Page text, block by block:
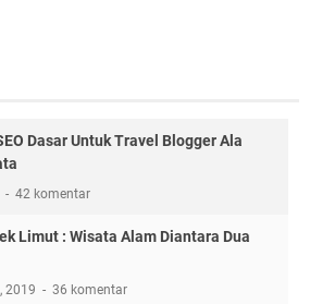
Dasar Untuk Travel Blogger Ala
42 komentar
Limut : Wisata Alam Diantara Dua
2019 36 komentar